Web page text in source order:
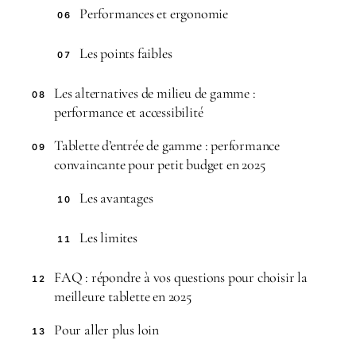
06 Performances et ergonomie
07 Les points faibles
08
Les alternatives de milieu de gamme :
performance et accessibilité
09
Tablette d’entrée de gamme : performance
convaincante pour petit budget en 2025
10 Les avantages
11 Les limites
12
FAQ : répondre à vos questions pour choisir la
meilleure tablette en 2025
13 Pour aller plus loin